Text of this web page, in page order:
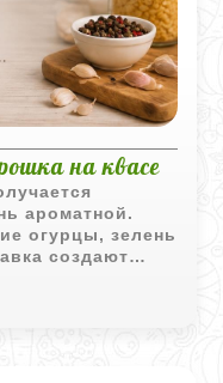
на квасе
ароматной.
огурцы, зелень
создают
супа.